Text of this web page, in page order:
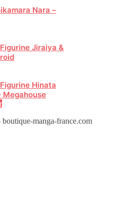
Nara –
Jiraiya &
Hinata
Megahouse